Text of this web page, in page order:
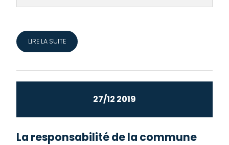
LIRE LA SUITE
27/12 2019
La responsabilité de la commune